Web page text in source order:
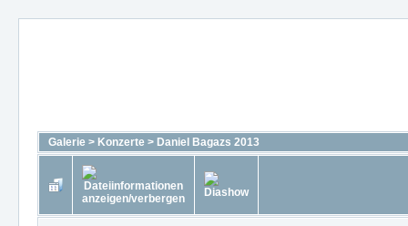
Galerie > Konzerte > Daniel Bagazs 2013